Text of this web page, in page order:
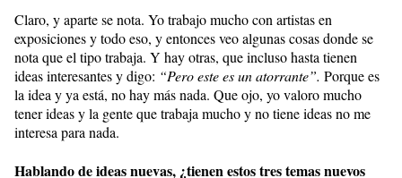
Claro, y aparte se nota. Yo trabajo mucho con artistas en
exposiciones y todo eso, y entonces veo algunas cosas donde se
nota que el tipo trabaja. Y hay otras, que incluso hasta tienen
ideas interesantes y digo: “Pero este es un atorrante”. Porque es
la idea y ya está, no hay más nada. Que ojo, yo valoro mucho
tener ideas y la gente que trabaja mucho y no tiene ideas no me
interesa para nada.
Hablando de ideas nuevas, ¿tienen estos tres temas nuevos